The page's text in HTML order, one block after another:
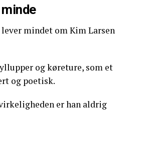
lever mindet om Kim Larsen
og køreture, som et
og poetisk.
er han aldrig